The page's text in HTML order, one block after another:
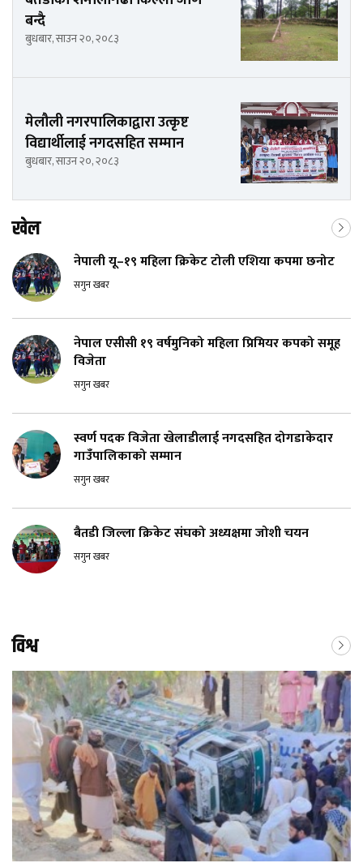
बन्दै
बुधबार, साउन २०, २०८३
मेलौली नगरपालिकाद्वारा उत्कृष्ट
विद्यार्थीलाई नगदसहित सम्मान
बुधबार, साउन २०, २०८३
खेल
नेपाली यू–१९ महिला क्रिकेट टोली एशिया कपमा छनोट
सगुन खबर
नेपाल एसीसी १९ वर्षमुनिको महिला प्रिमियर कपको समूह
विजेता
सगुन खबर
स्वर्ण पदक विजेता खेलाडीलाई नगदसहित दोगडाकेदार
गाउँपालिकाको सम्मान
सगुन खबर
बैतडी जिल्ला क्रिकेट संघको अध्यक्षमा जोशी चयन
सगुन खबर
विश्व